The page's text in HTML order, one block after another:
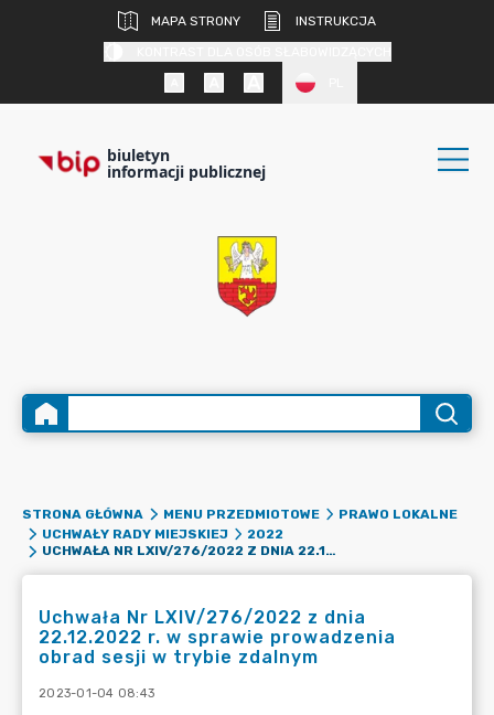
MAPA STRONY
INSTRUKCJA
biuletyn
informacji publicznej
STRONA GŁÓWNA MENU PRZEDMIOTOWE
PRAWO LOKALNE
UCHWAŁY RADY MIEJSKIEJ
2022
UCHWAŁA NR LXIV/276/2022 Z DNIA 22.12.2022 R. W SPRAWIE PROWADZENIA OBRAD SESJI W TRYBIE ZDALNYM
Uchwała Nr LXIV/276/2022 z dnia
22.12.2022 r. w sprawie prowadzenia
obrad sesji w trybie zdalnym
2023-01-04 08:43